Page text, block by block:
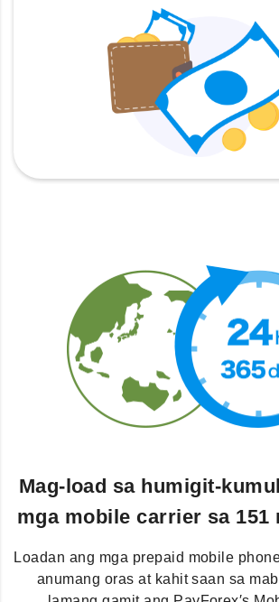
Mag-load sa humigit-
mga mobile carrier sa 151
Loadan ang mga prepaid mobile
anumang oras at kahit saan sa